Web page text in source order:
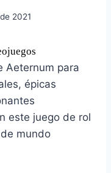
2021
Aeternum para
épicas
este juego de rol
mundo